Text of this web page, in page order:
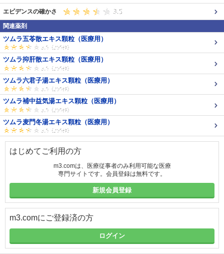
エビデンスの確かさ
関連薬剤
ツムラ五苓散エキス顆粒（医療用）
ツムラ抑肝散エキス顆粒（医療用）
ツムラ六君子湯エキス顆粒（医療用）
ツムラ補中益気湯エキス顆粒（医療用）
ツムラ麦門冬湯エキス顆粒（医療用）
はじめてご利用の方
m3.comは、医療従事者のみ利用可能な医療
専門サイトです。会員登録は無料です。
新規会員登録
m3.comにご登録済の方
ログイン